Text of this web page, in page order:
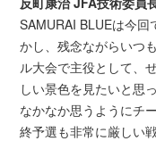
SAMURAI BLUEは今回
かし、残念ながらいつ
ル大会で主役として、
しい景色を見たいと思
なかなか思うようにチ
終予選も非常に厳しい